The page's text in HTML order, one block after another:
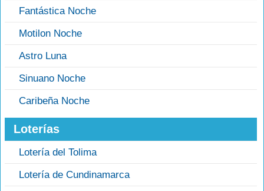
Fantástica Noche
Motilon Noche
Astro Luna
Sinuano Noche
Caribeña Noche
Loterías
Lotería del Tolima
Lotería de Cundinamarca